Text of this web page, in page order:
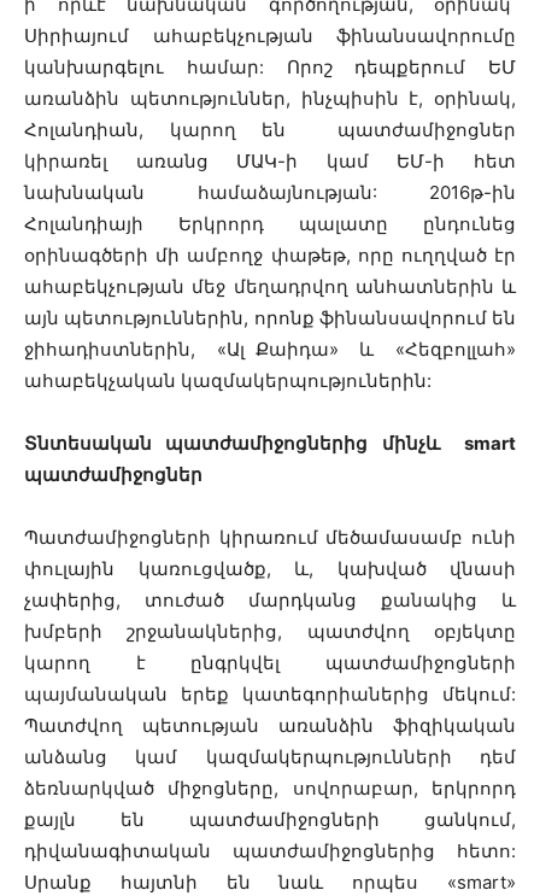
Սիրիայում ահաբեկչության ֆինանսավորումը
կանխարգելու համար: Որոշ դեպքերում ԵՄ
առանձին պետություններ, ինչպիսին է, օրինակ,
Հոլանդիան, կարող են պատժամիջոցներ
կիրառել առանց ՄԱԿ-ի կամ ԵՄ-ի հետ
նախնական համաձայնության: 2016թ-ին
Հոլանդիայի Երկրորդ պալատը ընդունեց
օրինագծերի մի ամբողջ փաթեթ, որը ուղղված էր
ահաբեկչության մեջ մեղադրվող անհատներին և
այն պետություններին, որոնք ֆինանսավորում են
ջիհադիստներին, «Ալ Քաիդա» և «Հեզբոլլահ»
ահաբեկչական կազմակերպություներին:
Տնտեսական պատժամիջոցներից մինչևsmart
պատժամիջոցներ
Պատժամիջոցների կիրառում մեծամասամբ ունի
փուլային կառուցվածք, և, կախված վնասի
չափերից, տուժած մարդկանց քանակից և
խմբերի շրջանակներից, պատժվող օբյեկտը
կարող է ընգրկվել պատժամիջոցների
պայմանական երեք կատեգորիաներից մեկում:
Պատժվող պետության առանձին ֆիզիկական
անձանց կամ կազմակերպությունների դեմ
ձեռնարկված միջոցները, սովորաբար, երկրորդ
քայլն են պատժամիջոցների ցանկում,
դիվանագիտական պատժամիջոցներից հետո:
Սրանք հայտնի են նաև որպես «smart»